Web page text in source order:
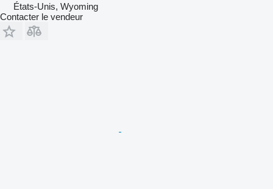
États-Unis, Wyoming
Contacter le vendeur